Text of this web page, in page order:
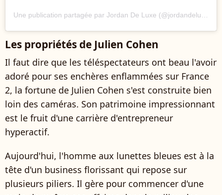
Les propriétés de Julien Cohen
Il faut dire que les téléspectateurs ont beau l'avoir
adoré pour ses enchères enflammées sur France
2, la fortune de Julien Cohen s'est construite bien
loin des caméras. Son patrimoine impressionnant
est le fruit d'une carrière d'entrepreneur
hyperactif.
Aujourd'hui, l'homme aux lunettes bleues est à la
tête d'un business florissant qui repose sur
plusieurs piliers. Il gère pour commencer d'une